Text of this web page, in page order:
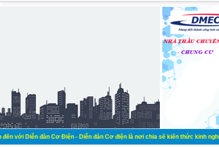
đàn Cơ Điện - Diễn đàn Cơ điện là nơi chia sẽ kiến thức kinh nghiệm